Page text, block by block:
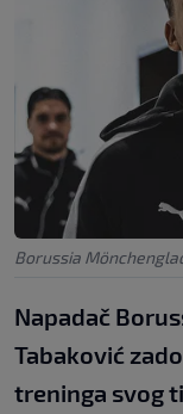
Borussia
Napadač
Tabaković
treninga svog